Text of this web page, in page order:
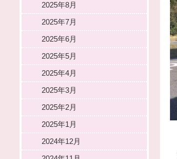
2025年8月
2025年7月
2025年6月
2025年5月
2025年4月
2025年3月
2025年2月
2025年1月
2024年12月